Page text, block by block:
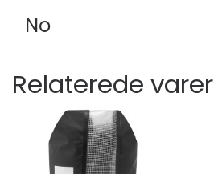
No
Relaterede varer